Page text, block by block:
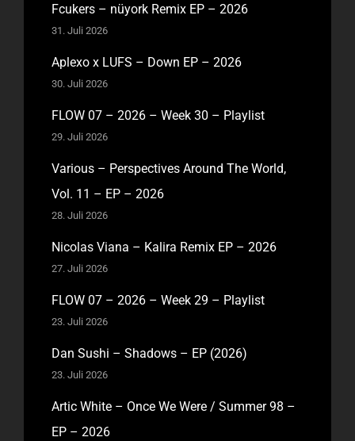
Fcukers – nüyork Remix EP – 2026
31. Juli 2026
Aplexo x LUFS – Down EP – 2026
30. Juli 2026
FLOW 07 – 2026 – Week 30 – Playlist
29. Juli 2026
Various – Perspectives Around The World,
Vol. 11 – EP – 2026
28. Juli 2026
Nicolas Viana – Kalira Remix EP – 2026
27. Juli 2026
FLOW 07 – 2026 – Week 29 – Playlist
23. Juli 2026
Dan Sushi – Shadows – EP (2026)
23. Juli 2026
Artic White – Once We Were / Summer 98 –
EP – 2026